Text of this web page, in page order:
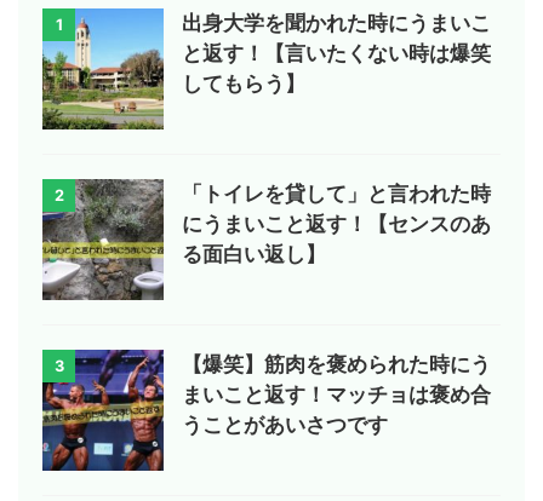
1
出身大学を聞かれた時にうまいこ
と返す！【言いたくない時は爆笑
してもらう】
2
「トイレを貸して」と言われた時
にうまいこと返す！【センスのあ
る面白い返し】
3
【爆笑】筋肉を褒められた時にう
まいこと返す！マッチョは褒め合
うことがあいさつです